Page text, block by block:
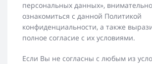
персональных данных», внимательно
ознакомиться с данной Политикой
конфиденциальности, а также
полное согласие с их условиями.
Если Вы не согласны с любым из